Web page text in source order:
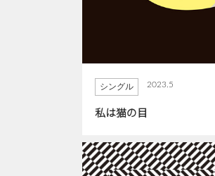
シングル 2023.5
私は猫の目